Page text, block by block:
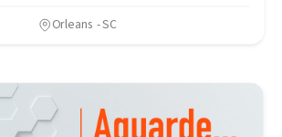
Orleans - SC